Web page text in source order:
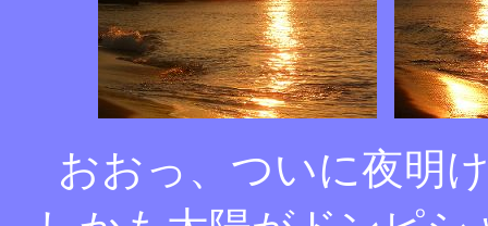
おおっ、ついに夜明